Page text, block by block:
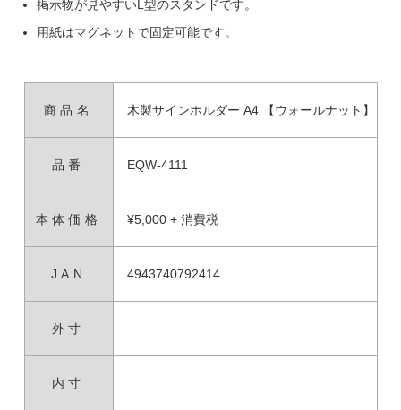
掲示物が見やすいL型のスタンドです。
用紙はマグネットで固定可能です。
商品名 木製サインホルダー A4 【ウォールナット】
品番 EQW-4111
本体価格 ¥5,000 + 消費税
JAN 4943740792414
外寸
内寸